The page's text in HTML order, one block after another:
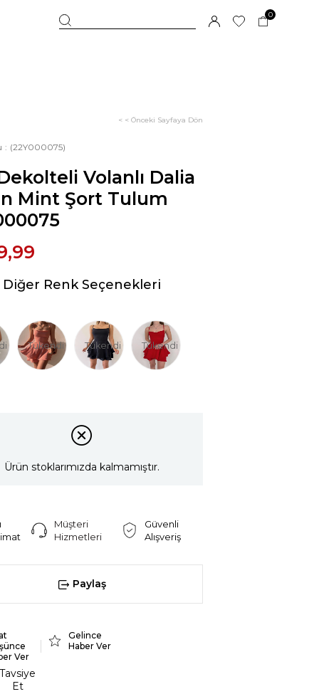
0
< < Önceki Sayfaya Dön
(22Y000075)
Volanlı Dalia
Mint Şort Tulum
Diğer Renk Seçenekleri
Tükendi Tükendi Tükendi
Ürün stoklarımızda kalmamıştır.
Müşteri
Hizmetleri
Güvenli
Alışveriş
Paylaş
Ver
Gelince
Haber Ver
Tavsiye
Et